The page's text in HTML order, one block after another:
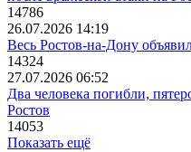
14786
26.07.2026 14:19
Весь Ростов-на-Дону
14324
27.07.2026 06:52
Два человека погибли,
Ростов
14053
Показать ещё